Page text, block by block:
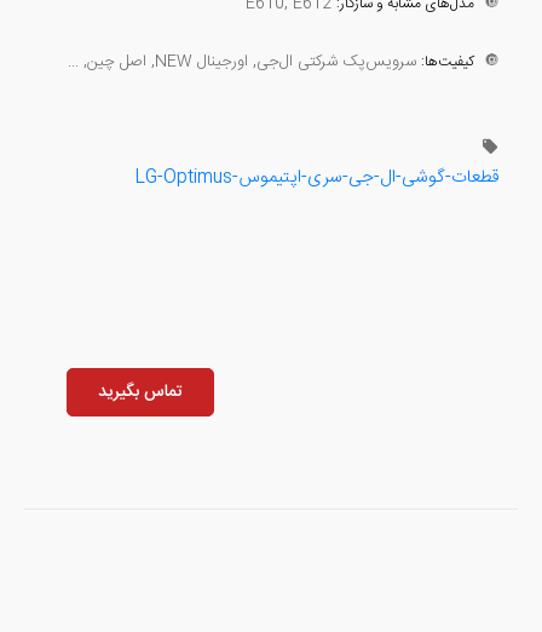
🔘کیفیت‌ها: سرویس‌پک شرکتی ال‌جی, اورجینال NEW, اصل چین, ...
قطعات-گوشی-ال-جی-سری-اپتیموس-LG-Optimus
تماس بگیرید